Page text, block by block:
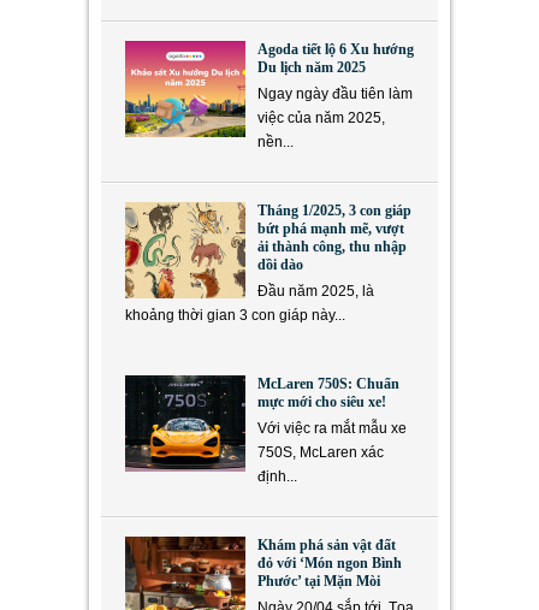
Agoda tiết lộ 6 Xu hướng
Du lịch năm 2025
Ngay ngày đầu tiên làm
việc của năm 2025,
nền...
Tháng 1/2025, 3 con giáp
bứt phá mạnh mẽ, vượt
ải thành công, thu nhập
dồi dào
Đầu năm 2025, là
khoảng thời gian 3 con giáp này...
McLaren 750S: Chuẩn
mực mới cho siêu xe!
Với việc ra mắt mẫu xe
750S, McLaren xác
định...
Khám phá sản vật đất
đỏ với ‘Món ngon Bình
Phước’ tại Mặn Mòi